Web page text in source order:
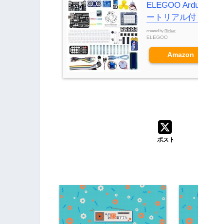
ELEGOO
ートリアル
created by Rinker
ELEGOO
Amazon
ポスト